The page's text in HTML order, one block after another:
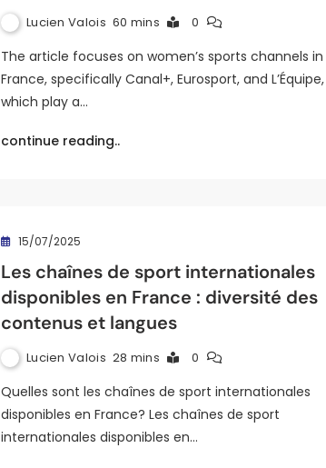
Lucien Valois 60 mins 0
The article focuses on women’s sports channels in
France, specifically Canal+, Eurosport, and L’Équipe,
which play a…
continue reading..
15/07/2025
Les chaînes de sport internationales
disponibles en France : diversité des
contenus et langues
Lucien Valois 28 mins 0
Quelles sont les chaînes de sport internationales
disponibles en France? Les chaînes de sport
internationales disponibles en…